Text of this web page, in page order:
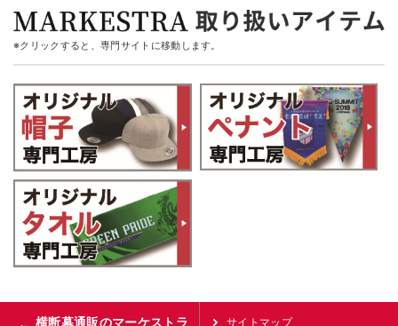
※クリックすると、専門サイトに移動します。
横断幕通販のマーケストラ
サイトマップ